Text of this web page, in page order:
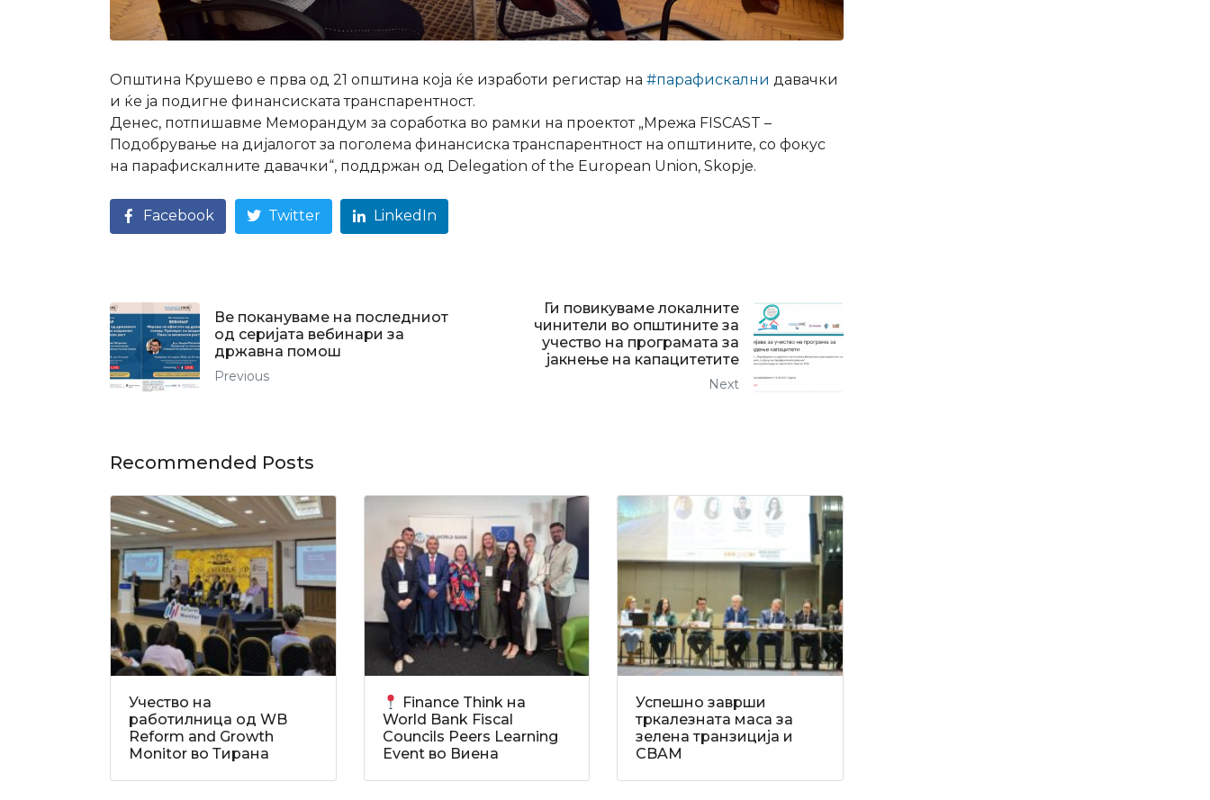
Општина Крушево е прва од 21 општина која ќе изработи регистар на #парафискални давачки
и ќе ја подигне финансиската транспарентност.
Денес, потпишавме Меморандум за соработка во рамки на проектот „Мрежа FISCAST –
Подобрување на дијалогот за поголема финансиска транспарентност на општините, со фокус
на парафискалните давачки“, поддржан од Delegation of the European Union, Skopje.
Facebook Twitter LinkedIn
Ве покануваме на последниот
од серијата вебинари за
државна помош
Previous
Ги повикуваме локалните
чинители во општините за
учество на програмата за
јакнење на капацитетите
Next
Recommended Posts
Учество на
работилница од WB
Reform and Growth
Monitor во Тирана
Finance Think на
World Bank Fiscal
Councils Peers Learning
Event во Виена
Успешно заврши
тркалезната маса за
зелена транзиција и
CBAM